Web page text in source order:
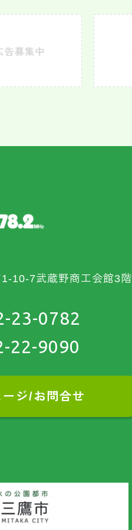
10-7武蔵野商工会館3階
23-0782
22-9090
ージ/お問合せ